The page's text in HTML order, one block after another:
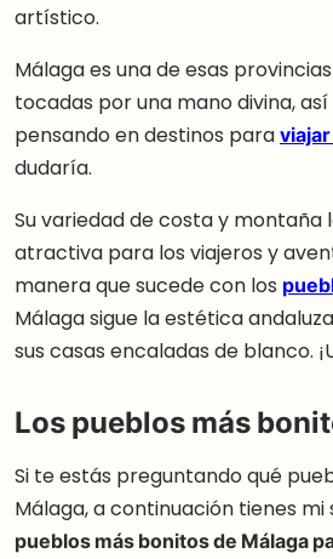
artístico.
Málaga es una de esas
tocadas por una mano divina, así
pensando en destinos para
dudaría.
Su variedad de costa y montaña
atractiva para los viajeros y
manera que sucede con los
Málaga sigue la estética
sus casas encaladas de blanco.
Los pueblos más
Si te estás preguntando qué
Málaga, a continuación tienes mi
pueblos más bonitos de Málaga